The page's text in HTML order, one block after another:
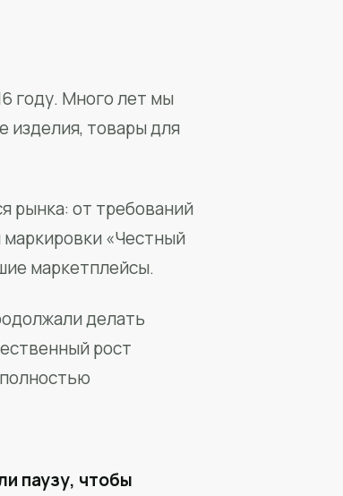
году. Много лет мы
изделия, товары для
рынка: от требований
«Честный
маркетплейсы.
делать
рост
паузу, чтобы